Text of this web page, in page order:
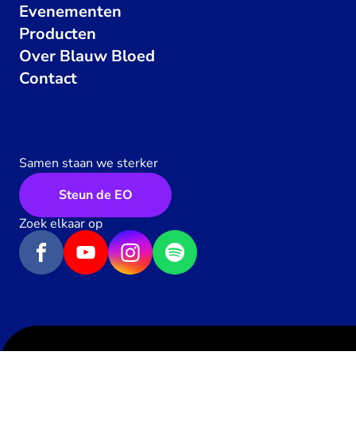
Evenementen
Producten
Over Blauw Bloed
Contact
Samen staan we sterker
Steun de EO
Zoek elkaar op